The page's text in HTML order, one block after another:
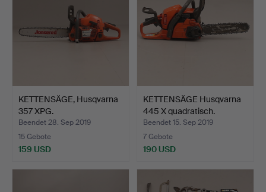
KETTENSÄGE, Husqvarna
357 XPG.
Beendet 28. Sep 2019
15 Gebote
159 USD
KETTENSÄGE Husqvarna
445 X quadratisch.
Beendet 15. Sep 2019
7 Gebote
190 USD